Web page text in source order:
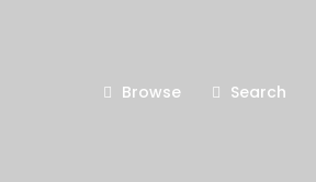
Browse Search